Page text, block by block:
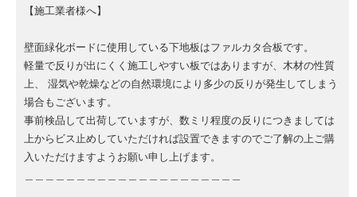
【施工業者様へ】
壁面緑化ボードに使用している下地板はファルカタ合板です。
軽量で反りが出にくく施工しやすい板ではありますが、木材の性質
上、 湿気や乾燥などの自然環境により多少の反りが発生してしまう
場合もございます。
事前検品して出荷していますが、数ミリ程度の反りにつきましては
上からビス止めしていただければ設置できますのでご了解の上ご購
入いただけますようお願い申し上げます。